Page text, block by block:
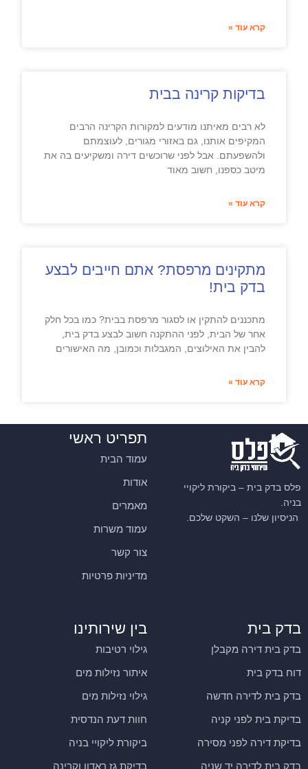
קרא עוד »
בדיקות קרינה בבית
לא רבים מאיתנו מודעים למקורות הקרינה הרבים
המקיפים אותנו, גם באזורי מגורים, לעוצמתם
ולהשפעתם. אבל לפני שרוכשים דירה ומשקיעים בה את
מיטב כספנו, חשוב מאוד
קרא עוד »
מתקינים מרפסת? אתם חייבים לבצע
בדק בית!
מתכננים להתקין או לסגור מרפסת בבית? כמו בכל חלק
אחר של הבית, לפני ההתקנה חשוב לבצע בדק בית,
להבין את האילוצים, המגבלות וכמובן, מה האישורים
קרא עוד »
פלס בדק בית – ביקורת ליקויי
בניה.
הניסיון שלנו – השקט שלכם.
תפריט ראשי
עמוד הבית
אודות
מאמרים
עמוד משרות
צור קשר
מדיניות פרטיות
בדק בית
בדק בית דירה מקבלן
דוח בדק בית
בדק בית לדירה חדשה
בדיקת בית לפני קניה
בדיקת דירה לפני מסירה
בדק בית לדירה יד שניה
בין שירותינו
גילוי רטיבות
איתור נזילות מים
גילוי נזילות מים
חוות דעת הנדסית
ביקורת ליקויי בניה
בדיקת גז ראדון וקרינה